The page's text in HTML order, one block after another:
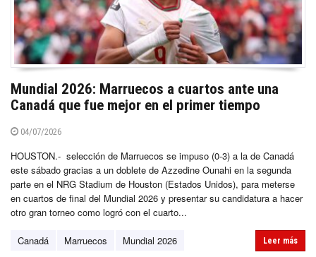
Mundial 2026: Marruecos a cuartos ante una
Canadá que fue mejor en el primer tiempo
04/07/2026
HOUSTON.- selección de Marruecos se impuso (0-3) a la de Canadá
este sábado gracias a un doblete de Azzedine Ounahi en la segunda
parte en el NRG Stadium de Houston (Estados Unidos), para meterse
en cuartos de final del Mundial 2026 y presentar su candidatura a hacer
otro gran torneo como logró con el cuarto...
Canadá Marruecos Mundial 2026 Leer más